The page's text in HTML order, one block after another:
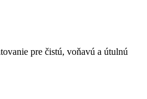
pre čistú, voňavú a útulnú